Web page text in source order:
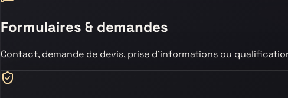
Formulaires & demandes
Contact, demande de devis, prise d’informations ou